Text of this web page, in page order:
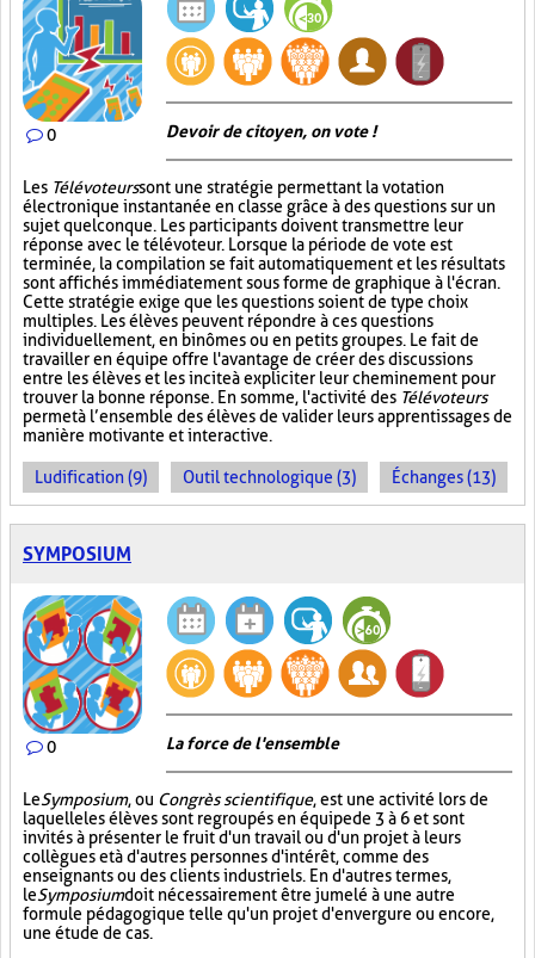
0 Devoir de citoyen, on vote !
Les Télévoteurssont une stratégie permettant la votation
électronique instantanée en classe grâce à des questions sur un
sujet quelconque. Les participants doivent transmettre leur
réponse avec le télévoteur. Lorsque la période de vote est
terminée, la compilation se fait automatiquement et les résultats
sont affichés immédiatement sous forme de graphique à l'écran.
Cette stratégie exige que les questions soient de type choix
multiples. Les élèves peuvent répondre à ces questions
individuellement, en binômes ou en petits groupes. Le fait de
travailler en équipe offre l'avantage de créer des discussions
entre les élèves et les incite à expliciter leur cheminement pour
trouver la bonne réponse. En somme, l'activité des Télévoteurs
permet à l’ensemble des élèves de valider leurs apprentissages de
manière motivante et interactive.
Ludification (9) Outil technologique (3) Échanges (13)
SYMPOSIUM
0 La force de l'ensemble
LeSymposium, ou Congrès scientifique, est une activité lors de
laquelle les élèves sont regroupés en équipe de 3 à 6 et sont
invités à présenter le fruit d'un travail ou d'un projet à leurs
collègues et à d'autres personnes d'intérêt, comme des
enseignants ou des clients industriels. En d'autres termes,
leSymposiumdoit nécessairement être jumelé à une autre
formule pédagogique telle qu'un projet d'envergure ou encore,
une étude de cas.